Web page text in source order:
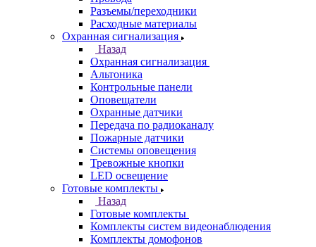
Разъемы/переходники
Расходные материалы
Охранная сигнализация
Назад
Охранная сигнализация
Альтоника
Контрольные панели
Оповещатели
Охранные датчики
Передача по радиоканалу
Пожарные датчики
Системы оповещения
Тревожные кнопки
LED освещение
Готовые комплекты
Назад
Готовые комплекты
Комплекты систем видеонаблюдения
Комплекты домофонов